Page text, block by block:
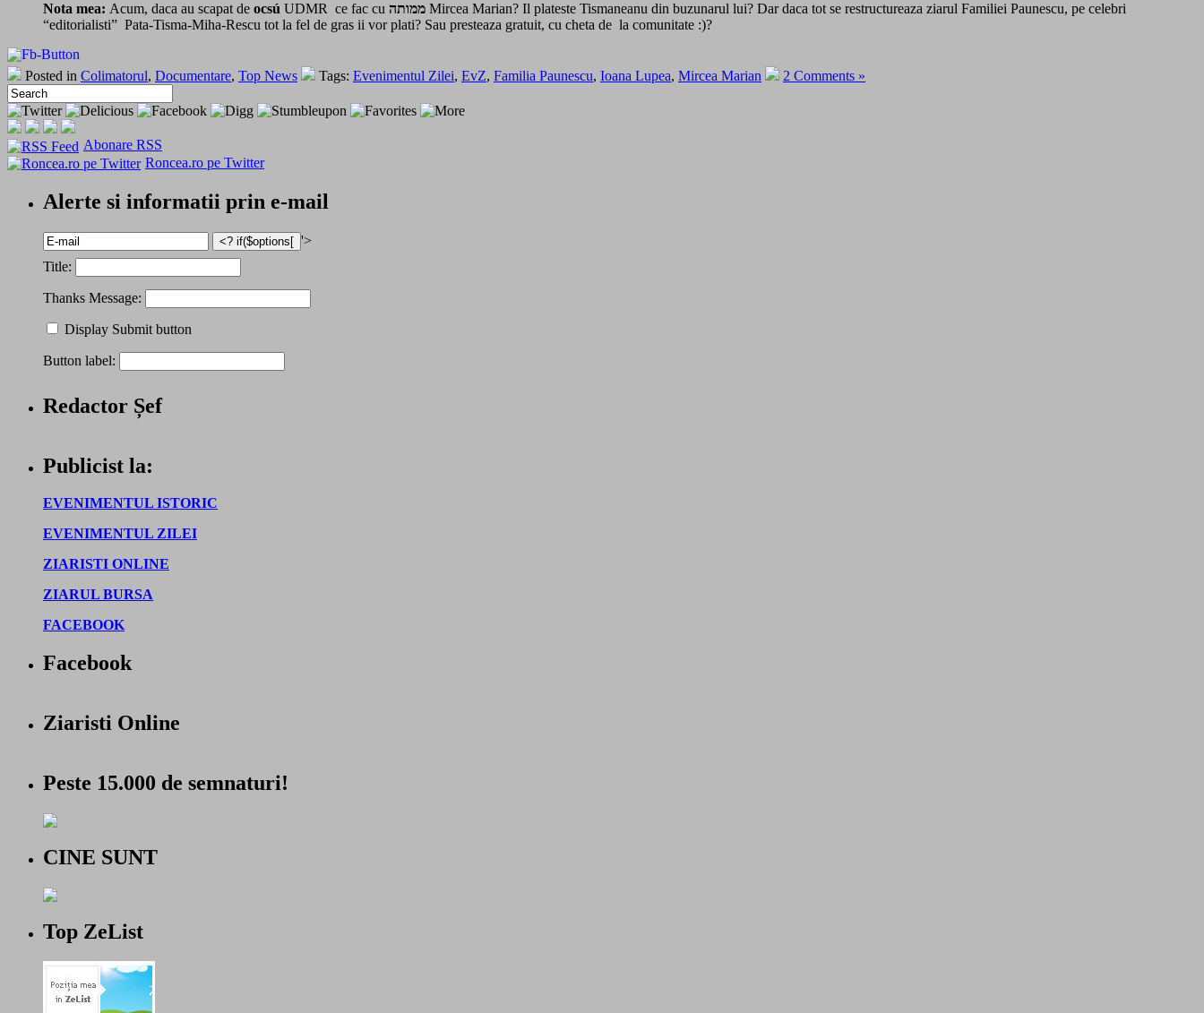
Nota mea: Acum, daca au scapat de ocsú UDMR ce fac cu ממותה Mircea Marian? Il plateste Tismaneanu din buzunarul lui? Dar daca tot se restructureaza ziarul Familiei Paunescu, pe celebri
“editorialisti” Pata-Tisma-Miha-Rescu tot la fel de gras ii vor plati? Sau presteaza gratuit, cu cheta de la comunitate :)?
Posted in Colimatorul, Documentare, Top News Tags: Evenimentul Zilei, EvZ, Familia Paunescu, Ioana Lupea, Mircea Marian 2 Comments »
Abonare RSS
Roncea.ro pe Twitter
Alerte si informatii prin e-mail
'>
Title:
Thanks Message:
Display Submit button
Button label:
Redactor Șef
Publicist la:
EVENIMENTUL ISTORIC
EVENIMENTUL ZILEI
ZIARISTI ONLINE
ZIARUL BURSA
FACEBOOK
Facebook
Ziaristi Online
Peste 15.000 de semnaturi!
CINE SUNT
Top ZeList